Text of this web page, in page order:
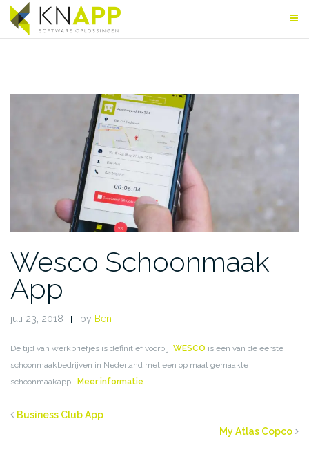
Skip
content
Wesco Schoonmaak
App
juli 23, 2018 by Ben
De tijd van werkbriefjes is definitief voorbij. WESCO is een van de eerste
schoonmaakbedrijven in Nederland met een op maat gemaakte
schoonmaakapp.
Meer informatie.
Business Club App
My Atlas Copco